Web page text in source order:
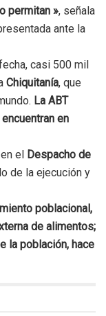
permitan », señala
ante la
casi 500 mil
Chiquitanía, que
La ABT
en
en el Despacho de
de la ejecución y
poblacional,
de alimentos;
la población, hace